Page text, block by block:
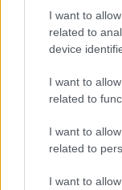
I want to
related to
device
I want to
related to
I want to
related to
I want to
NECROLOGIE